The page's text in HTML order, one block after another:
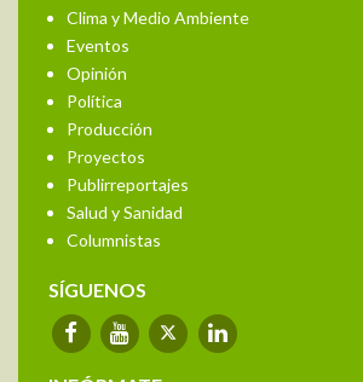
Clima y Medio Ambiente
Eventos
Opinión
Política
Producción
Proyectos
Publirreportajes
Salud y Sanidad
Columnistas
SÍGUENOS